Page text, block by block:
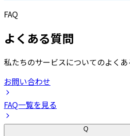
FAQ
よくある質問
私たちのサービスについてのよくあ
お問い合わせ
FAQ一覧を見る
Q